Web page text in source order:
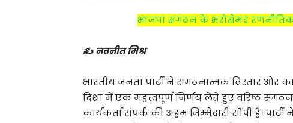
भाजपा संगठन के भरोसेमंद
✍️नवनीत मिश्र
भारतीय जनता पार्टी ने संगठनात्मक विस्तार
दिशा में एक महत्वपूर्ण निर्णय लेते हुए वरिष्ठ
कार्यकर्ता संपर्क की अहम जिम्मेदारी सौंपी है।